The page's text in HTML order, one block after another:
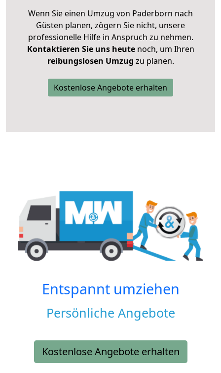
Wenn Sie einen Umzug von Paderborn nach
Güsten planen, zögern Sie nicht, unsere
professionelle Hilfe in Anspruch zu nehmen.
Kontaktieren Sie uns heutenoch, um Ihren
reibungslosen Umzug zu planen.
Kostenlose Angebote erhalten
Entspannt umziehen
Persönliche Angebote
Kostenlose Angebote erhalten